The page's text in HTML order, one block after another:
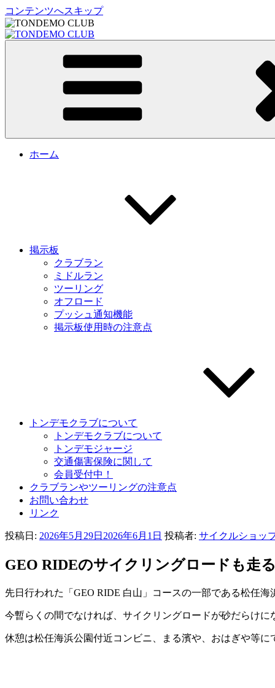
コンテンツへスキップ
TONDEMO CLUB
トンデモクラブ公式サイト
ホーム
掲示板
クラブラン
ミドルラン
ツーリング
オフロード
プッシュ通知機能
掲示板使用時の注意点
トンデモクラブについて
トンデモクラブについて
トンデモジャージ
交通傷害保険に関して
会員受付中！
クラブランやツーリングの注意点
お問い合わせ
リンク
投稿日: 2026年5月29日 2026年6月1日 投稿者: サイクルショッ
GEO RIDEのサイクリングロードも走
先日行われた「GEO RIDE 白山」コースの一部である松任
今暫らくの間でなければ、サイクリングロードが砂だらけ
休憩は松任海浜公園付近コンビニ、まる濱や、おはぎや等に